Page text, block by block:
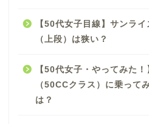
【50代女子目線】サンラ
（上段）は狭い？
【50代女子・やってみた
（50CCクラス）に乗って
は？